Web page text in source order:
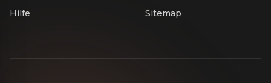
Hilfe
Sitemap